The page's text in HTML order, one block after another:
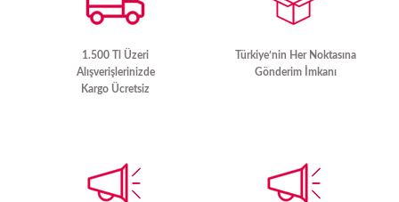
Görüş ve önerileriniz için teşekkür ederiz.
Ürün resmi kalitesiz, bozuk veya görüntülenemiyor.
Ürün açıklamasında eksik bilgiler bulunuyor.
1.500 Tl Üzeri
Alışverişlerinizde
Kargo Ücretsiz
Türkiye’nin Her Noktasına
Gönderim İmkanı